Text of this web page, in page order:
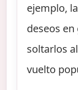
ejemplo,
deseos
soltarlos
vuelto